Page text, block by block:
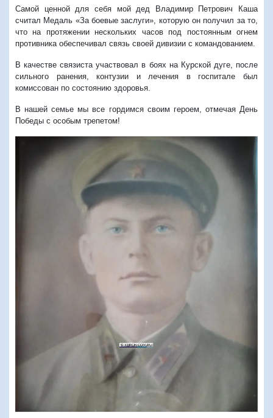
Самой ценной для себя мой дед Владимир Петрович Каша
считал Медаль «За боевые заслуги», которую он получил за то,
что на протяжении нескольких часов под постоянным огнем
противника обеспечивал связь своей дивизии с командованием.
В качестве связиста участвовал в боях на Курской дуге, после
сильного ранения, контузии и лечения в госпитале был
комиссован по состоянию здоровья.
В нашей семье мы все гордимся своим героем, отмечая День
Победы с особым трепетом!